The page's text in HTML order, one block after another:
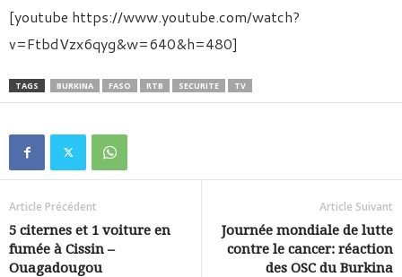
[youtube https://www.youtube.com/watch?
v=FtbdVzx6qyg&w=640&h=480]
TAGS BURKINA FASO RTB SECURITE TV
Article Précédent
5 citernes et 1 voiture en
fumée à Cissin –
Ouagadougou
Article Suivant
Journée mondiale de lutte
contre le cancer: réaction
des OSC du Burkina